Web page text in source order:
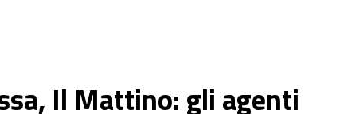
Il Mattino: gli agenti